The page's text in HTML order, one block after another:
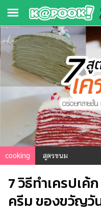
ข่าว-
ความ
รู้
ข่าว
บันเทิง
ตรวจ
หวย
ผล
บอล
สด
cooking สูตรขนม
7 วิธีทำเครปเ
ครีม ของขวัญวั